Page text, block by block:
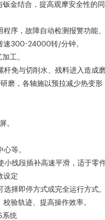
金结合，提高观摩安全性的
序，故障自动检测报警功能、
速300-24000转/分钟。
工。
免与切削水、残料进入造成磨
磨，各轴施以预拉减少热变形
。
等。
线段插补高速平滑，适于零
设定
择即停方式或完全运行方式。
验轨迹、提高操作效率。
系统